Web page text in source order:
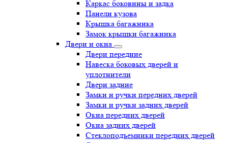
Каркас боковины и задка
Панели кузова
Крышка багажника
Замок крышки багажника
Двери и окна
Двери передние
Навеска боковых дверей и
уплотнители
Двери задние
Замки и ручки передних дверей
Замки и ручки задних дверей
Окна передних дверей
Окна задних дверей
Стеклоподъемники передних дверей